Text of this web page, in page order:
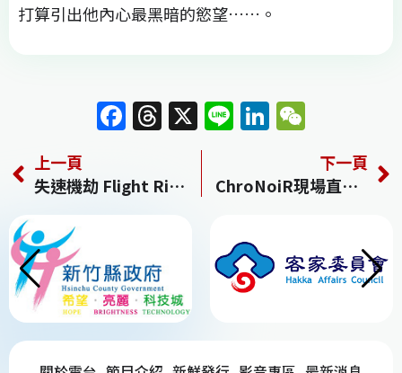
打算引出他內心最黑暗的慾望……。
F
a
c
e
o
o
k
T
h
re
a
s
X Li
n
e
Li
n
k
e
n
C
h
上一頁
失速機劫 Flight Risk
下一頁
ChroNoiR現場直播 CHRONOIR IS UP TO SOMETHING AT BUDOKAN